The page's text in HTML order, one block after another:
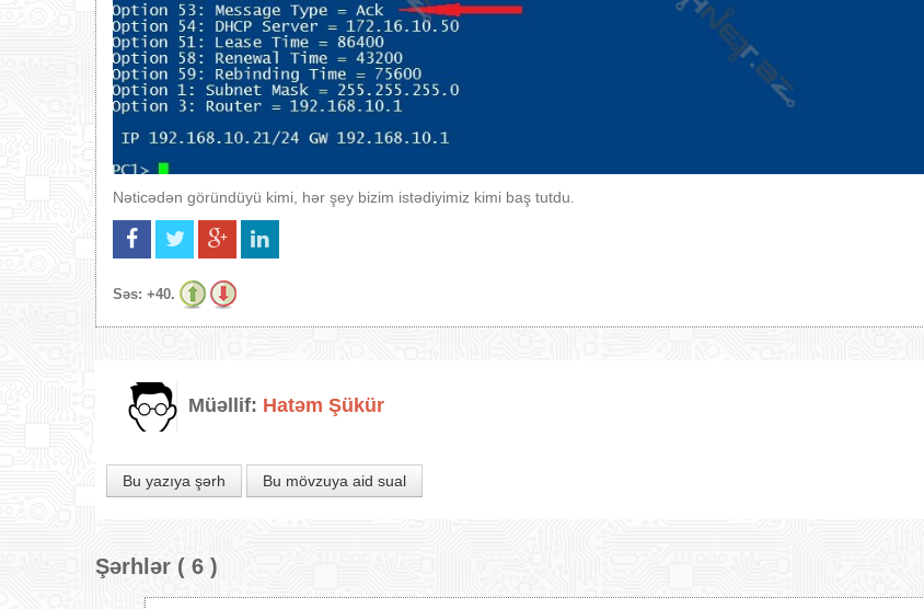
Nəticədən göründüyü kimi, hər şey bizim istədiyimiz kimi baş tutdu.
Səs: +40.
Müəllif: Hatəm Şükür
Bu yazıya şərh Bu mövzuya aid sual
Şərhlər ( 6 )